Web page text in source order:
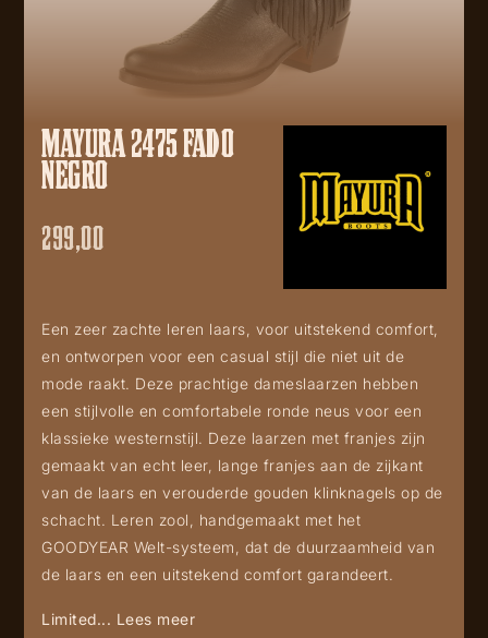
MAYURA 2475 FADO
NEGRO
299,00
Een zeer zachte leren laars, voor uitstekend comfort,
en ontworpen voor een casual stijl die niet uit de
mode raakt. Deze prachtige dameslaarzen hebben
een stijlvolle en comfortabele ronde neus voor een
klassieke westernstijl. Deze laarzen met franjes zijn
gemaakt van echt leer, lange franjes aan de zijkant
van de laars en verouderde gouden klinknagels op de
schacht. Leren zool, handgemaakt met het
GOODYEAR Welt-systeem, dat de duurzaamheid van
de laars en een uitstekend comfort garandeert.
Limited... Lees meer